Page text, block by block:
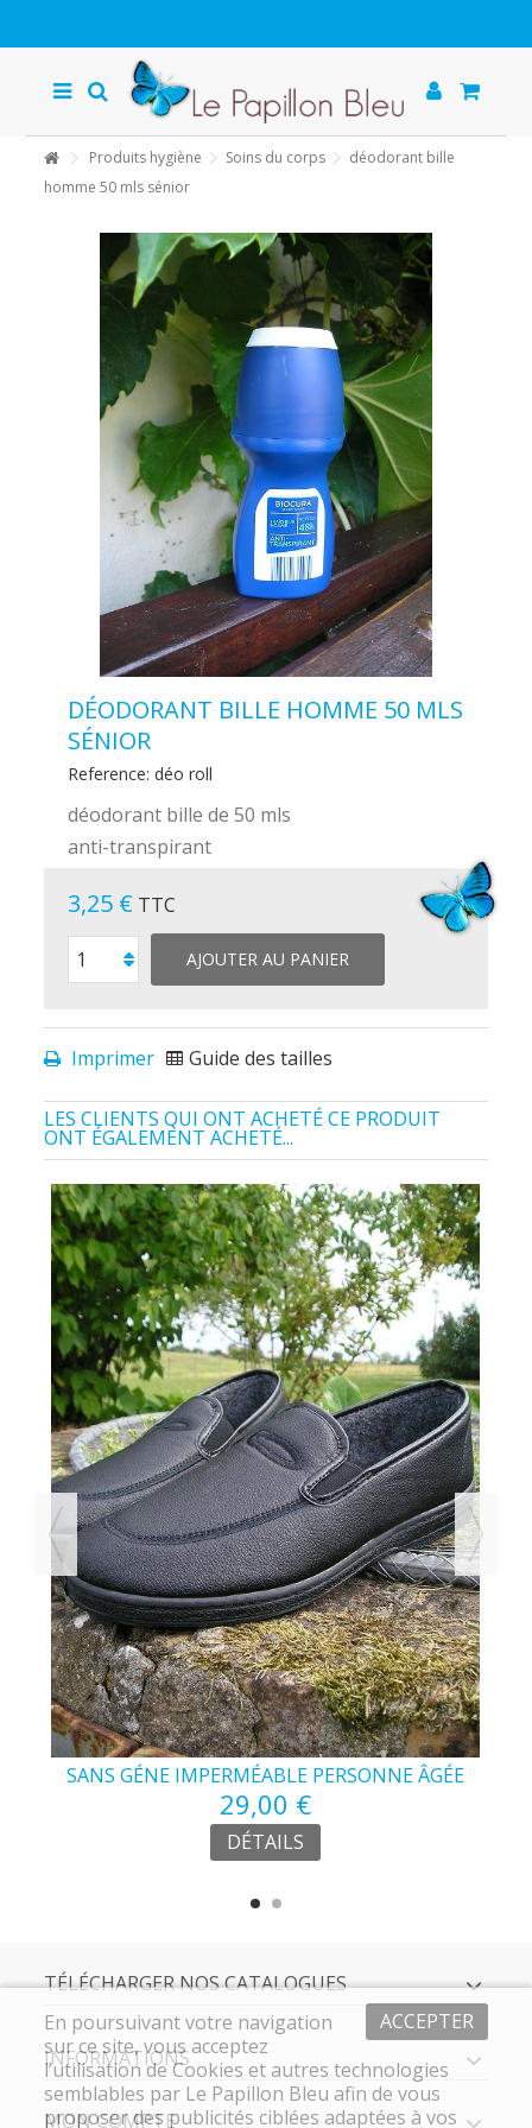
Produits hygiène Soins du corps
déodorant bille
homme 50 mls sénior
DÉODORANT BILLE HOMME 50 MLS
SÉNIOR
Reference: déo roll
déodorant bille de 50 mls
anti-transpirant
3,25 € TTC
AJOUTER AU PANIER
Imprimer Guide des tailles
LES CLIENTS QUI ONT ACHETÉ CE PRODUIT
ONT ÉGALEMENT ACHETÉ...
SANS GÉNE IMPERMÉABLE PERSONNE ÂGÉE
29,00 €
DÉTAILS
TÉLÉCHARGER NOS CATALOGUES
INFORMATIONS
MON COMPTE
ACCEPTER
En poursuivant votre navigation
sur ce site, vous acceptez
l’utilisation de Cookies et autres technologies
semblables par Le Papillon Bleu afin de vous
proposer des publicités ciblées adaptées à vos